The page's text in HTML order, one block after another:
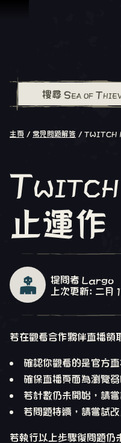
主頁 常見問題解答 TWITCH
Twitch
止運作
提問者 Largo
上次更新: 二月
若在觀看合作夥伴直播
確認你觀看的是官方
確保直播頁面為瀏覽
若計數仍未開始，請
若問題持續，請嘗試
若執行以上步驟後問題仍